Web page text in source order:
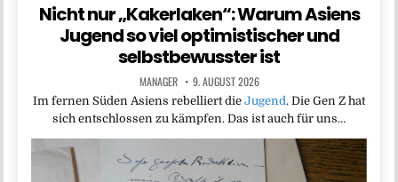
Nicht nur „Kakerlaken“: Warum Asiens
Jugend so viel optimistischer und
selbstbewusster ist
MANAGER 9. AUGUST 2026
Im fernen Süden Asiens rebelliert die Jugend. Die Gen Z hat
sich entschlossen zu kämpfen. Das ist auch für uns…